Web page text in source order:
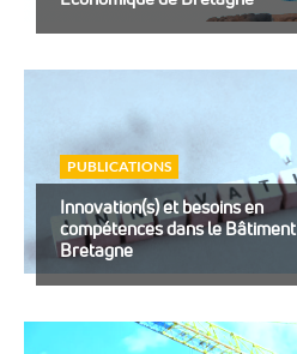
PUBLICATIONS
Innovation(s) et besoins en
compétences dans le
Bretagne